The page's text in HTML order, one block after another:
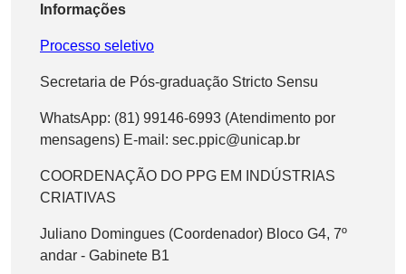
Informações
Processo seletivo
Secretaria de Pós-graduação Stricto Sensu
WhatsApp: (81) 99146-6993 (Atendimento por
mensagens) E-mail: sec.ppic@unicap.br
COORDENAÇÃO DO PPG EM INDÚSTRIAS
CRIATIVAS
Juliano Domingues (Coordenador) Bloco G4, 7º
andar - Gabinete B1